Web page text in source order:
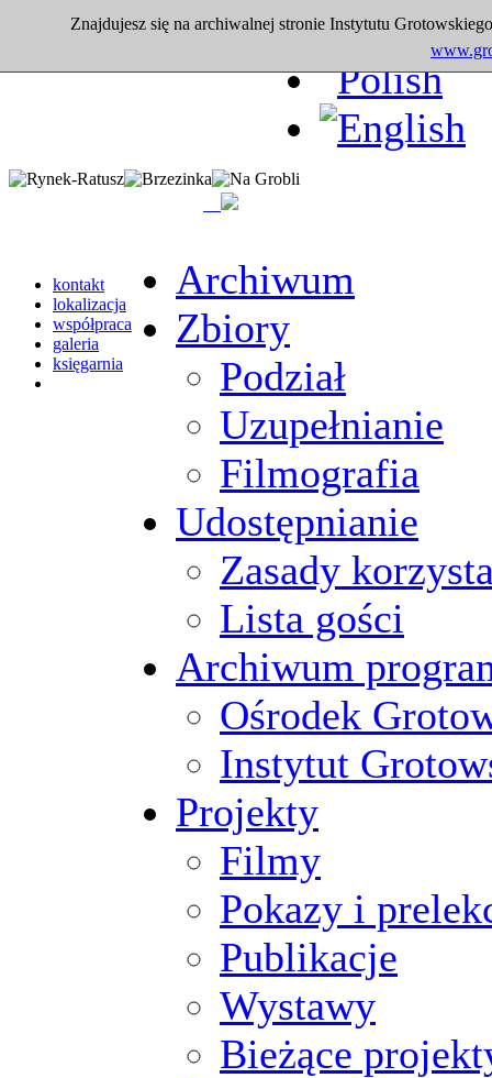
Znajdujesz się na archiwalnej stronie Instytutu
kontakt
lokalizacja
współpraca
galeria
księgarnia
Archiwum
Zbiory
Podział
Uzupełnianie
Filmografia
Udostępnianie
Zasady
Lista gości
Archiwum
Ośrodek
Instytut
Projekty
Filmy
Pokazy i
Publikacje
Wystawy
Bieżące